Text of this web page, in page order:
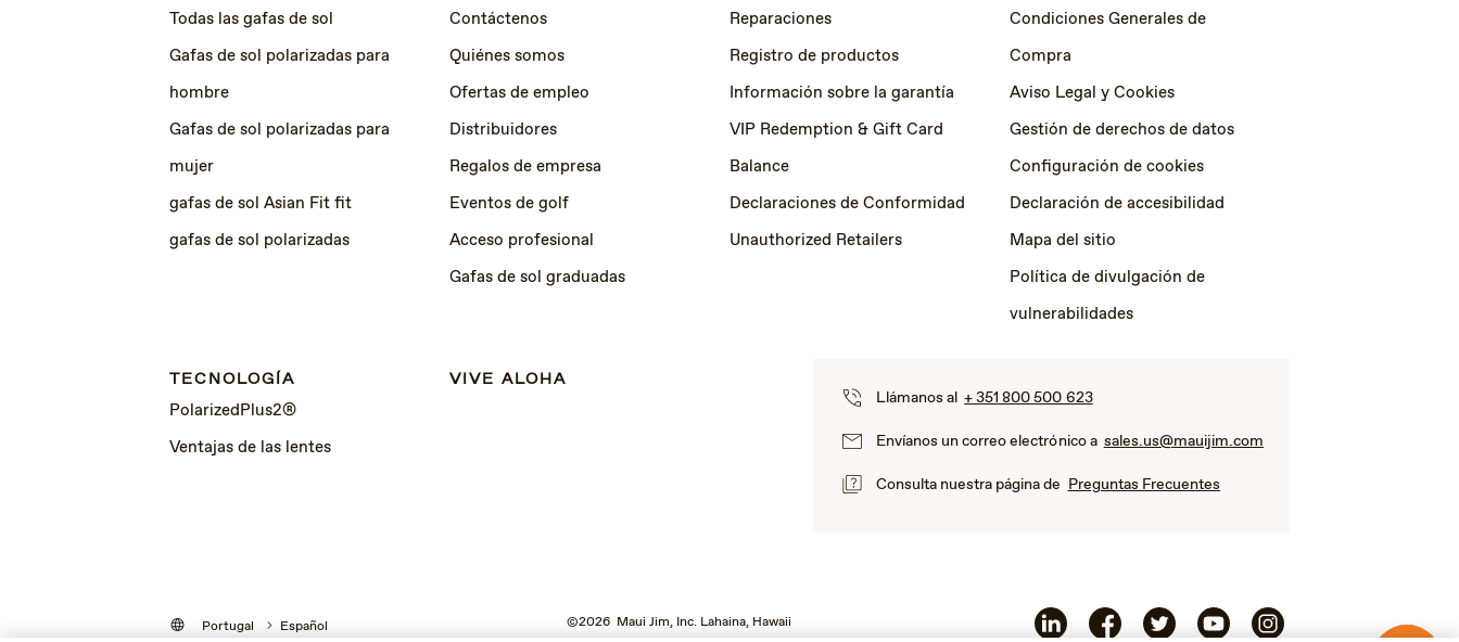
Todas las gafas de sol
Gafas de sol polarizadas para
hombre
Gafas de sol polarizadas para
mujer
gafas de sol Asian Fit fit
gafas de sol polarizadas
Contáctenos
Quiénes somos
Ofertas de empleo
Distribuidores
Regalos de empresa
Eventos de golf
Acceso profesional
Gafas de sol graduadas
Reparaciones
Registro de productos
Información sobre la garantía
VIP Redemption & Gift Card
Balance
Declaraciones de Conformidad
Unauthorized Retailers
Condiciones Generales de
Compra
Aviso Legal y Cookies
Gestión de derechos de datos
Configuración de cookies
Declaración de accesibilidad
Mapa del sitio
Política de divulgación de
vulnerabilidades
TECNOLOGÍA
PolarizedPlus2®
Ventajas de las lentes
VIVE ALOHA
Llámanos al+ 351 800 500 623
Envíanos un correo electrónico a sales.us@mauijim.com
Consulta nuestra página de Preguntas Frecuentes
Portugal Español ©2026 Maui Jim, Inc. Lahaina, Hawaii